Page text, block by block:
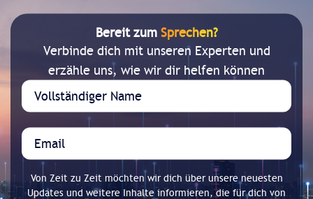
Bereit zum Sprechen?
Verbinde dich mit unseren Experten und
erzähle uns, wie wir dir helfen können
Von Zeit zu Zeit möchten wir dich über unsere neuesten
Updates und weitere Inhalte informieren, die für dich von